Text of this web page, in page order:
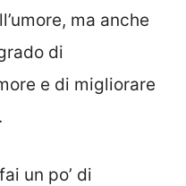
ma anche
di
e di migliorare
un po’ di